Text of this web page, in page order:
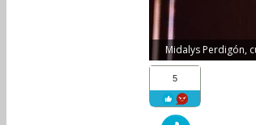
Midalys Perdigón,
5